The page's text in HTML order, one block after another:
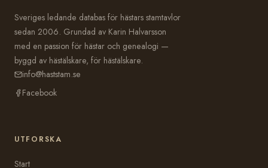
Sveriges ledande databas för hästars stamtavlor
sedan 2006. Grundad av Karin Halvarsson
med en passion för hästar och genealogi —
byggd av hästälskare, för hästälskare.
info@haststam.se
Facebook
UTFORSKA
Start